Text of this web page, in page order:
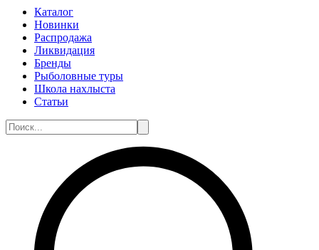
Каталог
Новинки
Распродажа
Ликвидация
Бренды
Рыболовные туры
Школа нахлыста
Статьи